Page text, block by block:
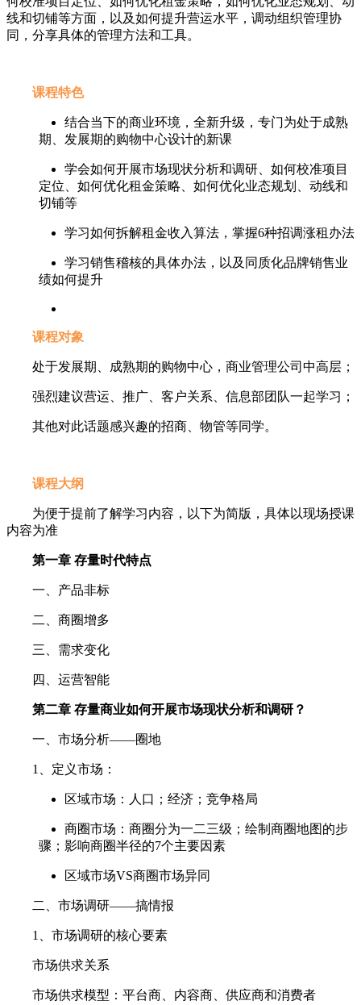
线和切铺等方面，以及如何提升营运水平，调动组织管理协
同，分享具体的管理方法和工具。
课程特色
结合当下的商业环境，全新升级，专门为处于成熟
期、发展期的购物中心设计的新课
学会如何开展市场现状分析和调研、如何校准项目
定位、如何优化租金策略、如何优化业态规划、动线和
切铺等
学习如何拆解租金收入算法，掌握6种招调涨租办法
学习销售稽核的具体办法，以及同质化品牌销售业
绩如何提升
课程对象
处于发展期、成熟期的购物中心，商业管理公司中高层；
强烈建议营运、推广、客户关系、信息部团队一起学习；
其他对此话题感兴趣的招商、物管等同学。
课程大纲
为便于提前了解学习内容，以下为简版，具体以现场授课
内容为准
第一章 存量时代特点
一、产品非标
二、商圈增多
三、需求变化
四、运营智能
第二章 存量商业如何开展市场现状分析和调研？
一、市场分析——圈地
1、定义市场：
区域市场：人口；经济；竞争格局
商圈市场：商圈分为一二三级；绘制商圈地图的步
骤；影响商圈半径的7个主要因素
区域市场VS商圈市场异同
二、市场调研——搞情报
1、市场调研的核心要素
市场供求关系
市场供求模型：平台商、内容商、供应商和消费者